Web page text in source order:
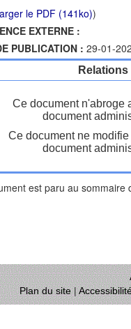
le PDF (141ko))
EXTERNE :
PUBLICATION : 29-01-
Ce document n'abroge
document
Ce document ne
document
est paru au sommaire
Plan du site|